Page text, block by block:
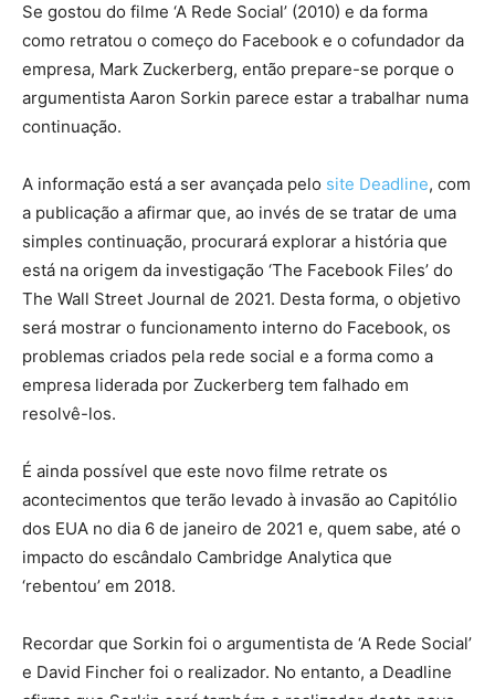
Se gostou do filme ‘A Rede Social’ (2010) e da forma
como retratou o começo do Facebook e o cofundador da
empresa, Mark Zuckerberg, então prepare-se porque o
argumentista Aaron Sorkin parece estar a trabalhar numa
continuação.
A informação está a ser avançada pelo site Deadline, com
a publicação a afirmar que, ao invés de se tratar de uma
simples continuação, procurará explorar a história que
está na origem da investigação ‘The Facebook Files’ do
The Wall Street Journal de 2021. Desta forma, o objetivo
será mostrar o funcionamento interno do Facebook, os
problemas criados pela rede social e a forma como a
empresa liderada por Zuckerberg tem falhado em
resolvê-los.
É ainda possível que este novo filme retrate os
acontecimentos que terão levado à invasão ao Capitólio
dos EUA no dia 6 de janeiro de 2021 e, quem sabe, até o
impacto do escândalo Cambridge Analytica que
‘rebentou’ em 2018.
Recordar que Sorkin foi o argumentista de ‘A Rede Social’
e David Fincher foi o realizador. No entanto, a Deadline